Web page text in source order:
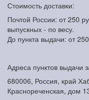
Стоимость доставки:
Почтой России: от 250
выпускных - по весу.
До пункта выдачи: от
Адреса пунктов выдачи
680006, Россия, край
Краснореченская, дом